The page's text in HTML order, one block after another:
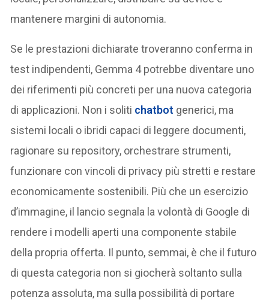
mantenere margini di autonomia.
Se le prestazioni dichiarate troveranno conferma in
test indipendenti, Gemma 4 potrebbe diventare uno
dei riferimenti più concreti per una nuova categoria
di applicazioni. Non i soliti chatbot generici, ma
sistemi locali o ibridi capaci di leggere documenti,
ragionare su repository, orchestrare strumenti,
funzionare con vincoli di privacy più stretti e restare
economicamente sostenibili. Più che un esercizio
d’immagine, il lancio segnala la volontà di Google di
rendere i modelli aperti una componente stabile
della propria offerta. Il punto, semmai, è che il futuro
di questa categoria non si giocherà soltanto sulla
potenza assoluta, ma sulla possibilità di portare